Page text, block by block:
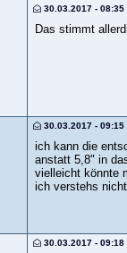
30.03.2017 - 08:35
Das stimmt
30.03.2017 - 09:15
ich kann die
anstatt 5,8" in
vielleicht könnte
ich verstehs nicht.
30.03.2017 - 09:18